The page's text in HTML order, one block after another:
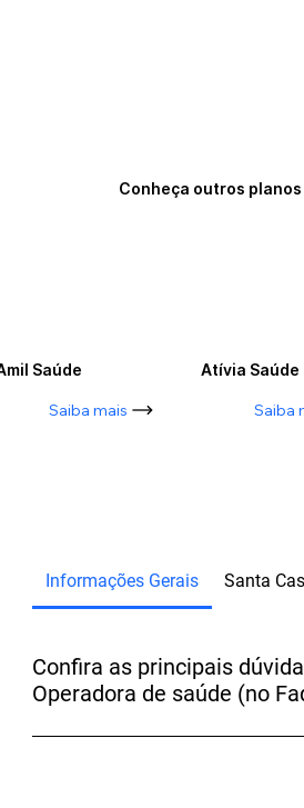
Conheça outros planos
Saúde
Saiba mais
Atívia Saúde
Saiba
Informações Gerais Santa
Confira as principais
Operadora de saúde (no
Para maiores informações, fale